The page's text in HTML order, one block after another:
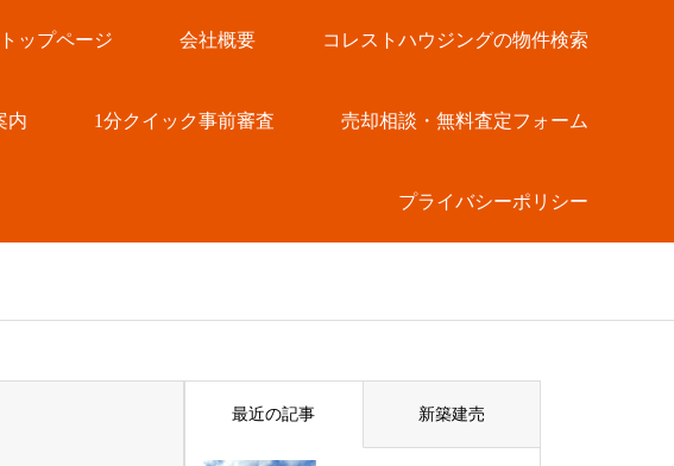
トップページ 会社概要 コレストハウジングの物件検索
内 1分クイック事前審査 売却相談・無料査定フォーム
プライバシーポリシー
最近の記事 新築建売